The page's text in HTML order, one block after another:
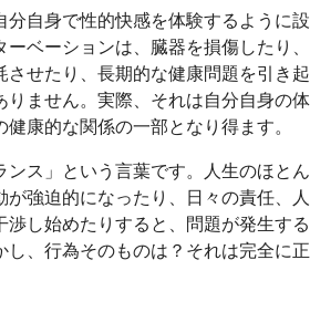
分自身で性的快感を体験するように設
ベーションは、臓器を損傷したり、
させたり、長期的な健康問題を引き起
りません。実際、それは自分自身の体
康的な関係の一部となり得ます。
ンス」という言葉です。人生のほとん
が強迫的になったり、日々の責任、人
渉し始めたりすると、問題が発生する
し、行為そのものは？それは完全に正